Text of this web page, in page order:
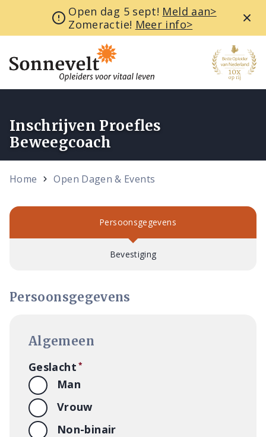
Open dag 5 sept! Meld aan>
Zomeractie! Meer info>
Inschrijven Proefles
Beweegcoach
Home Open Dagen & Events
Persoonsgegevens
Bevestiging
Persoonsgegevens
Algemeen
Geslacht
Man
Vrouw
Non-binair